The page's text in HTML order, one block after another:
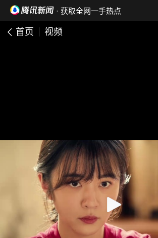
· 获取全网一手热点
首页 视频